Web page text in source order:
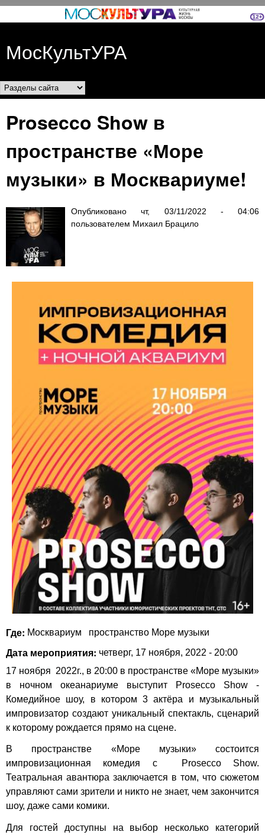
Перейти к основному
МосКультУРА
Разделы сайта
Prosecco Show в
пространстве «Море
музыки» в Москвариуме!
Опубликованочт, 03/11/2022 - 04:06
пользователем Михаил Брацило
Где: Москвариум пространство Море музыки
Дата мероприятия: четверг, 17 ноября, 2022 - 20:00
17 ноября 2022г., в 20:00 в пространстве «Море музыки»
в ночном океанариуме выступит
Prosecco Show -
Комедийное шоу, в котором 3 актёра и музыкальный
импровизатор создают уникальный спектакль, сценарий
к которому рождается прямо на сцене.
В пространстве «Море музыки»
состоится
импровизационная комедия с
Prosecco Show.
Театральная авантюра заключается в том, что сюжетом
управляют сами зрители и никто не знает, чем закончится
шоу, даже сами комики.
Для гостей доступны на выбор несколько категорий